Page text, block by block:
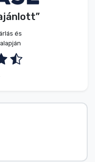
és
alapján